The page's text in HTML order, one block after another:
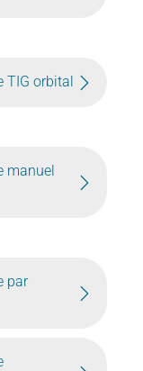
TIG orbital
manuel
par